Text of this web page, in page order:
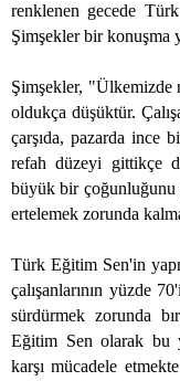
renklenen gecede
Şimşekler bir konuşma
Şimşekler, "Ülkemizde
oldukça düşüktür.
çarşıda, pazarda ince
refah düzeyi gittikçe
büyük bir çoğunluğunu
ertelemek zorunda
Türk Eğitim Sen'in
çalışanlarının yüzde
sürdürmek zorunda
Eğitim Sen olarak bu
karşı mücadele